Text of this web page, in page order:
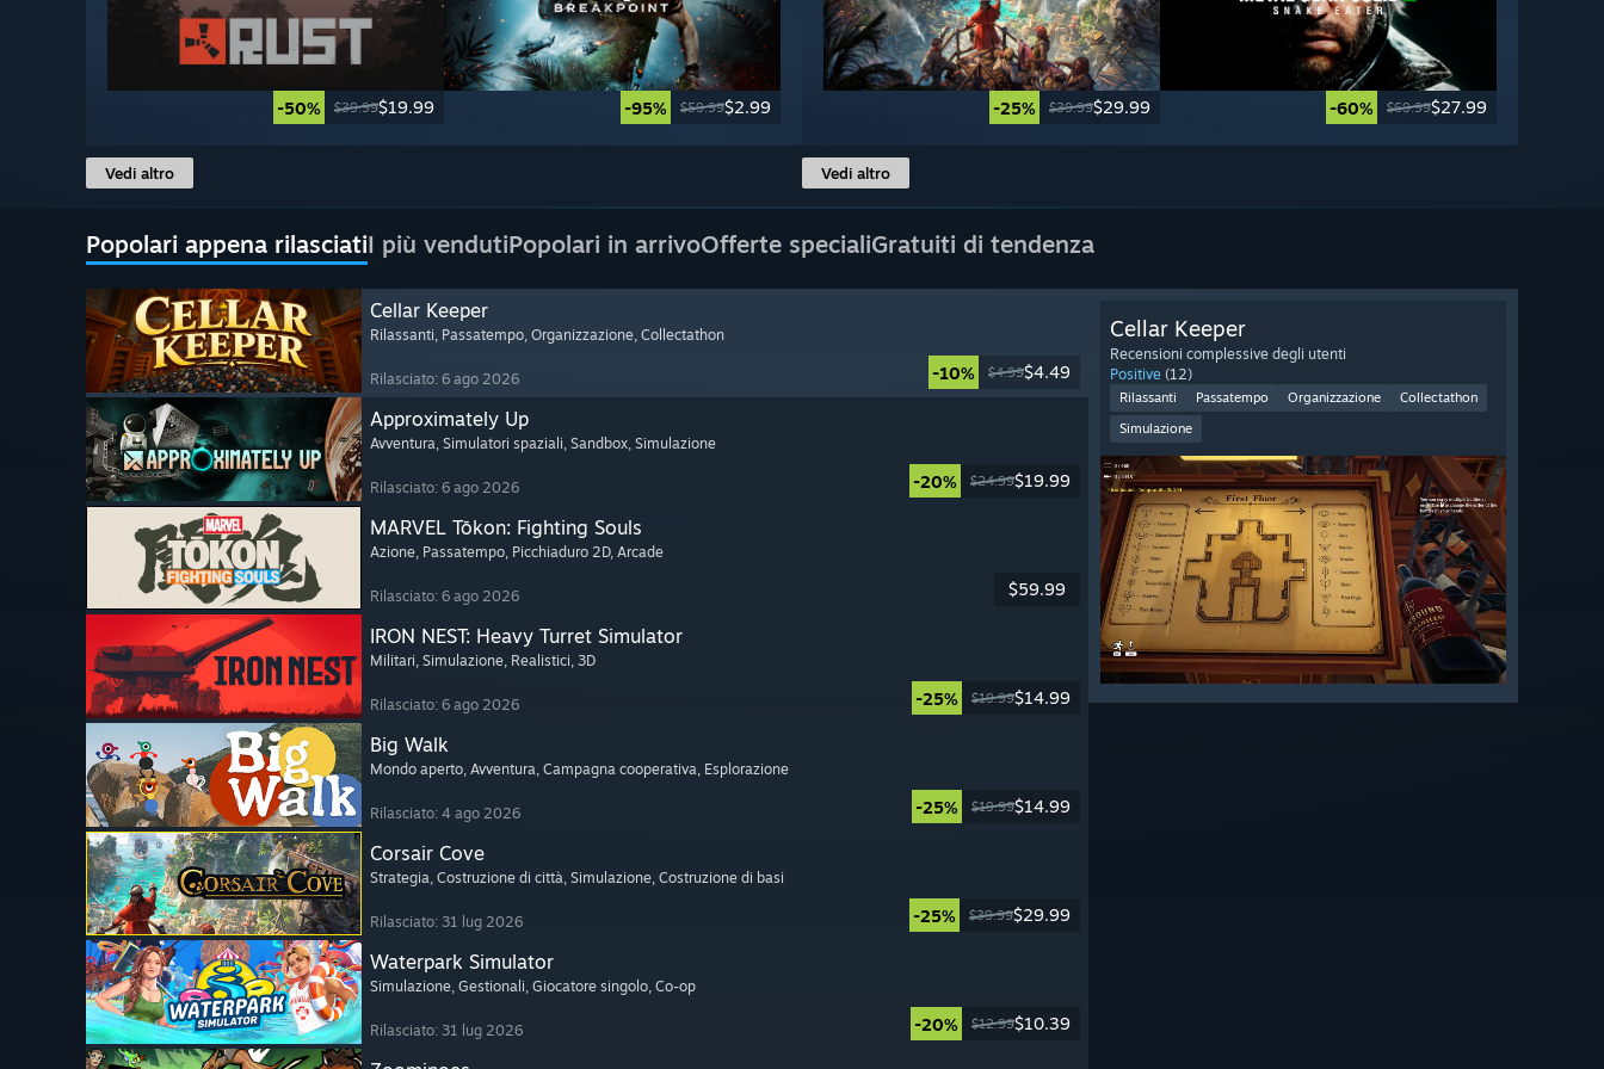
-50% $39.99$19.99 -95% $59.99$2.99
Vedi altro
-25% $39.99$29.99 -60% $69.99$27.99
Vedi altro
Popolari appena rilasciatiI più vendutiPopolari in arrivoOfferte specialiGratuiti di tendenza
Cellar Keeper
Rilassanti, Passatempo, Organizzazione, Collectathon
Rilasciato: 6 ago 2026 -10% $4.99$4.49
Approximately Up
Avventura, Simulatori spaziali, Sandbox, Simulazione
Rilasciato: 6 ago 2026 -20% $24.99$19.99
MARVEL Tōkon: Fighting Souls
Azione, Passatempo, Picchiaduro 2D, Arcade
Rilasciato: 6 ago 2026 $59.99
IRON NEST: Heavy Turret Simulator
Militari, Simulazione, Realistici, 3D
Rilasciato: 6 ago 2026 -25% $19.99$14.99
Big Walk
Mondo aperto, Avventura, Campagna cooperativa, Esplorazione
Rilasciato: 4 ago 2026 -25% $19.99$14.99
Corsair Cove
Strategia, Costruzione di città, Simulazione, Costruzione di basi
Rilasciato: 31 lug 2026 -25% $39.99$29.99
Waterpark Simulator
Simulazione, Gestionali, Giocatore singolo, Co-op
Rilasciato: 31 lug 2026 -20% $12.99$10.39
Cellar Keeper
Recensioni complessive degli utenti
Positive (12)
Rilassanti Passatempo Organizzazione
Collectathon
Simulazione